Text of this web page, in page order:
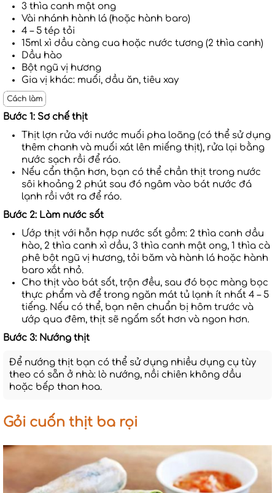
3 thìa canh mật ong
Vài nhánh hành lá (hoặc hành baro)
4 – 5 tép tỏi
15ml xì dầu càng cua hoặc nước tương (2 thìa canh)
Dầu hào
Bột ngũ vị hương
Gia vị khác: muối, dầu ăn, tiêu xay
Cách làm
Bước 1: Sơ chế thịt
Thịt lợn rửa với nước muối pha loãng (có thể sử dụng
thêm chanh và muối xát lên miếng thịt), rửa lại bằng
nước sạch rồi để ráo.
Nếu cẩn thận hơn, bạn có thể chần thịt trong nước
sôi khoảng 2 phút sau đó ngâm vào bát nước đá
lạnh rồi vớt ra để ráo.
Bước 2: Làm nước sốt
Ướp thịt với hỗn hợp nước sốt gồm: 2 thìa canh dầu
hào, 2 thìa canh xì dầu, 3 thìa canh mật ong, 1 thìa cà
phê bột ngũ vị hương, tỏi băm và hành lá hoặc hành
baro xắt nhỏ.
Cho thịt vào bát sốt, trộn đều, sau đó bọc màng bọc
thực phẩm và để trong ngăn mát tủ lạnh ít nhất 4 – 5
tiếng. Nếu có thể, bạn nên chuẩn bị hôm trước và
ướp qua đêm, thịt sẽ ngấm sốt hơn và ngon hơn.
Bước 3: Nướng thịt
Để nướng thịt bạn có thể sử dụng nhiều dụng cụ tùy
theo có sẵn ở nhà: lò nướng, nồi chiên không dầu
hoặc bếp than hoa.
Gỏi cuốn thịt ba rọi